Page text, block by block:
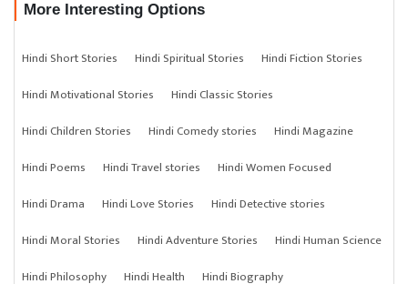
More Interesting Options
Hindi Short Stories Hindi Spiritual Stories
Hindi Fiction Stories
Hindi Motivational Stories
Hindi Classic Stories
Hindi Children Stories
Hindi Comedy stories
Hindi Magazine
Hindi Poems
Hindi Travel stories
Hindi Women Focused
Hindi Drama
Hindi Love Stories
Hindi Detective stories
Hindi Moral Stories
Hindi Adventure Stories
Hindi Human Science
Hindi Philosophy
Hindi Health
Hindi Biography